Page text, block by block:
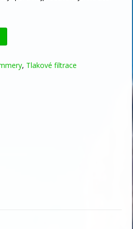
, Tlakové filtrace